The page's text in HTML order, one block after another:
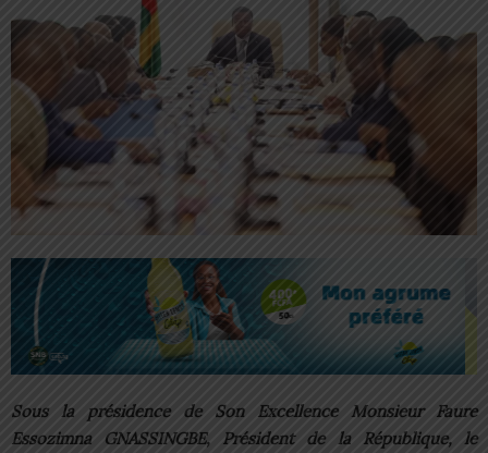
Sous la présidence de Son Excellence Monsieur Faure
Essozimna GNASSINGBE, Président de la République, le